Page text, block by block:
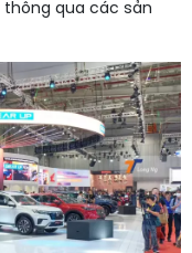
thông qua các sản